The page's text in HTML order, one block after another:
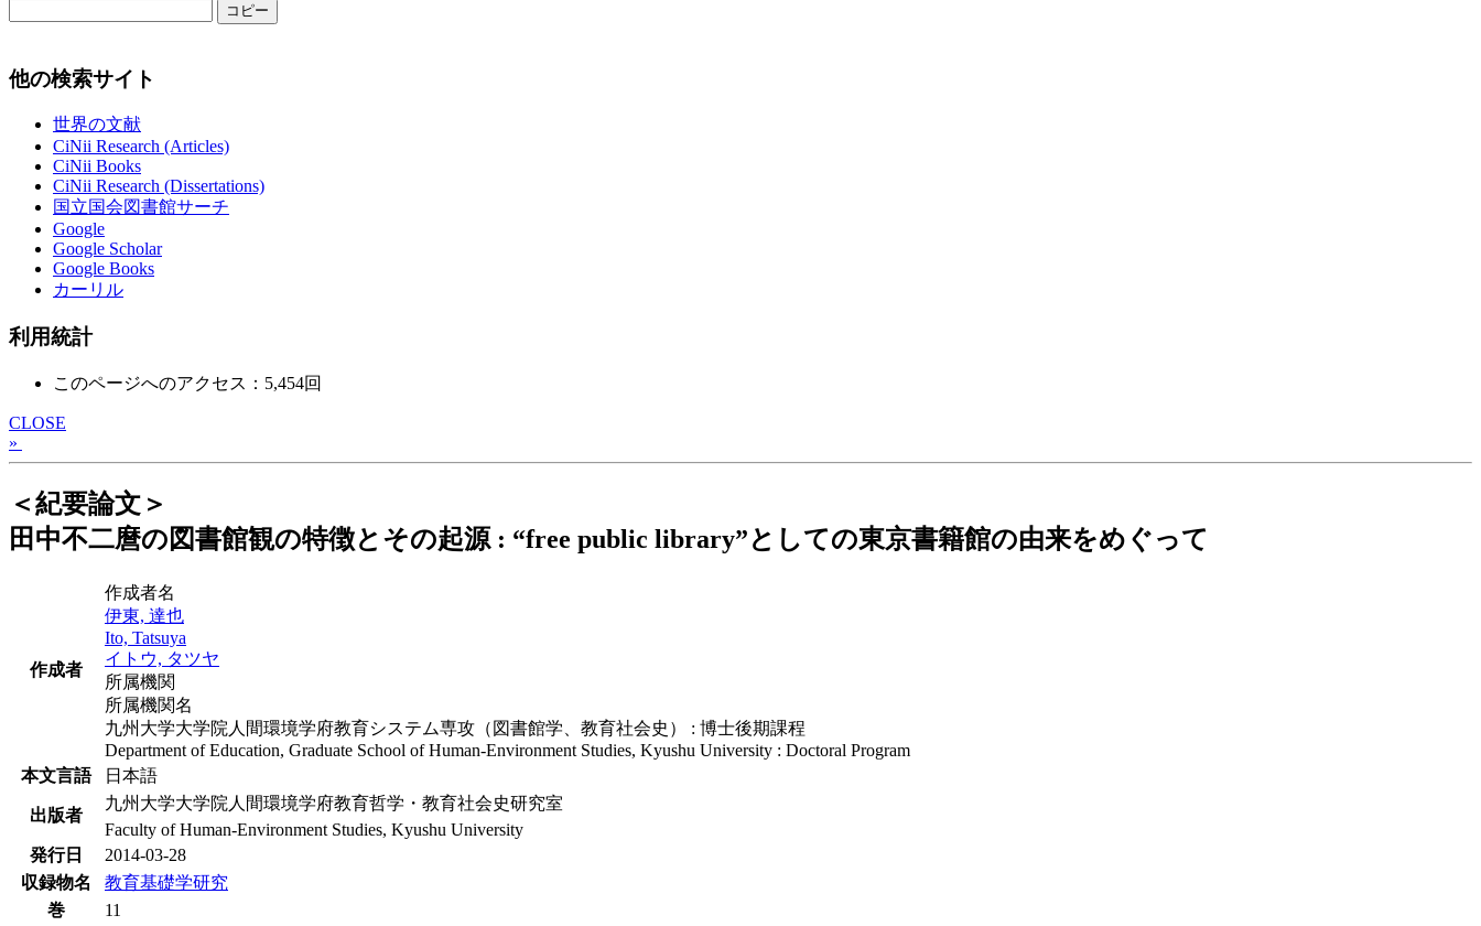
コピー
他の検索サイト
世界の文献
CiNii Research (Articles)
CiNii Books
CiNii Research (Dissertations)
国立国会図書館サーチ
Google
Google Scholar
Google Books
カーリル
利用統計
このページへのアクセス：5,454回
CLOSE
»
＜紀要論文＞
田中不二麿の図書館観の特徴とその起源 : “free public library”としての東京書籍館の由来をめぐって
作成者
作成者名
伊東, 達也
Ito, Tatsuya
イトウ, タツヤ
所属機関
所属機関名
九州大学大学院人間環境学府教育システム専攻（図書館学、教育社会史） : 博士後期課程
Department of Education, Graduate School of Human-Environment Studies, Kyushu University : Doctoral Program
本文言語
日本語
出版者
九州大学大学院人間環境学府教育哲学・教育社会史研究室
Faculty of Human-Environment Studies, Kyushu University
発行日
2014-03-28
収録物名
教育基礎学研究
巻
11